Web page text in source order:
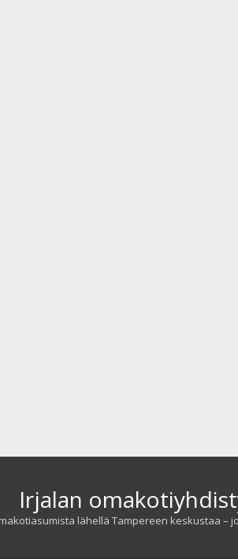
Irjalan
lähellä Tampereen keskustaa –